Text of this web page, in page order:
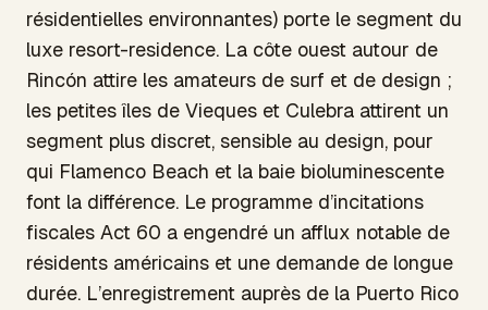
résidentielles environnantes) porte le segment du
luxe resort-residence. La côte ouest autour de
Rincón attire les amateurs de surf et de design ;
les petites îles de Vieques et Culebra attirent un
segment plus discret, sensible au design, pour
qui Flamenco Beach et la baie bioluminescente
font la différence. Le programme d’incitations
fiscales Act 60 a engendré un afflux notable de
résidents américains et une demande de longue
durée. L’enregistrement auprès de la Puerto Rico